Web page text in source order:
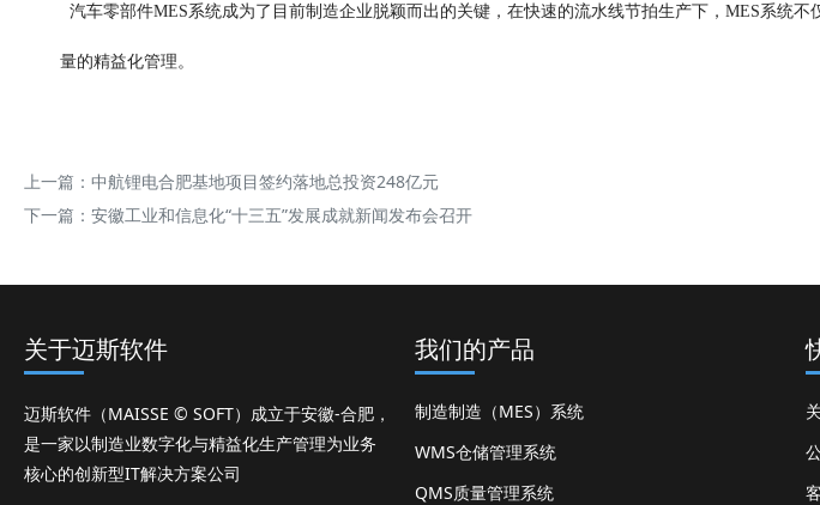
汽车零部件MES系统成为了目前制造企业脱颖而出的关键，在快速的流水线节拍生产下，MES系统
量的精益化管理。
上一篇： 中航锂电合肥基地项目签约落地总投资248亿元
下一篇： 安徽工业和信息化“十三五”发展成就新闻发布会召开
关于迈斯软件
迈斯软件（MAISSE © SOFT）成立于安徽-合肥，
是一家以制造业数字化与精益化生产管理为业务
核心的创新型IT解决方案公司
我们的产品
制造制造（MES）系统
WMS仓储管理系统
QMS质量管理系统